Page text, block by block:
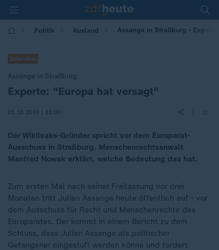
Politik Ausland Assange in Straßburg -
Interview
Assange in Straßburg
:Experte: "Europa hat versagt"
01.10.2024 | 11:00
Der Wikileaks-Gründer spricht vor dem Europarat-
Ausschuss in Straßburg. Menschenrechtsanwalt
Manfred Nowak erklärt, welche Bedeutung das hat.
Zum ersten Mal nach seiner Freilassung vor drei
Monaten tritt Julian Assange heute öffentlich auf - vor
dem Ausschuss für Recht und Menschenrechte des
Europarates. Der kommt in einem Bericht zu dem
Schluss, dass Julian Assange als politischer
Gefangener eingestuft werden könne und fordert